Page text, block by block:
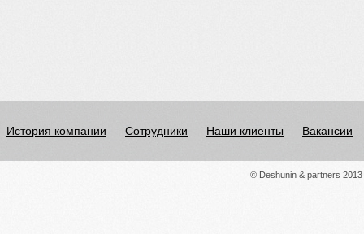
История компании Сотрудники Наши клиенты Вакансии
© Deshunin & partners 2013